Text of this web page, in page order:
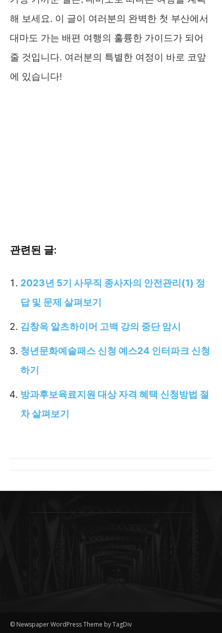
해 보세요. 이 글이 여러분의 완벽한 첫 부산에서
대마도 가는 배편 여행의 훌륭한 가이드가 되어
줄 것입니다. 여러분의 특별한 여정이 바로 코앞
에 있습니다!
관련된 글:
2023년 5기 사무직 종사자의 안전관리(1) 정
답 및 문제 살펴보기
김창옥 알츠하이머 고백 강의 중단 암시
청년문화예술패스 신청 예스24 인터파크 신청
하기
방과후보육료지원 대상 자격 혜택 신청방법 절
차 살펴보기
© Newspaper WordPress Theme by TagDiv